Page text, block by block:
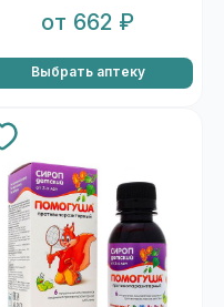
от 662 ₽
Выбрать аптеку